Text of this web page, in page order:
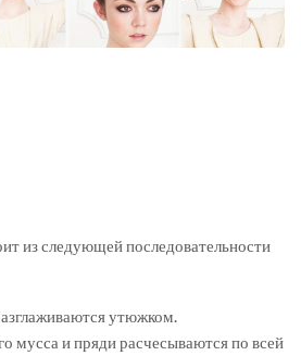
из следующей последовательности
утюжком.
мусса и пряди расчесываются по всей